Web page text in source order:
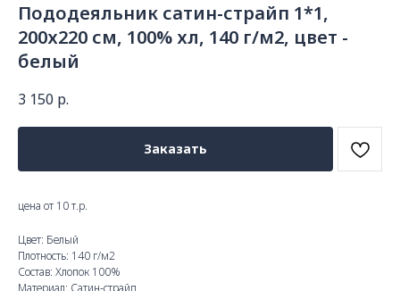
Пододеяльник сатин-страйп 1*1,
200х220 см, 100% хл, 140 г/м2, цвет -
белый
3 150 р.
Заказать
цена от 10 т.р.
Цвет: Белый
Плотность: 140 г/м2
Состав: Хлопок 100%